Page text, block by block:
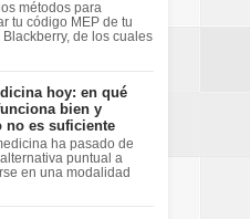
métodos para
tu código MEP de tu
Blackberry, de los cuales
hoy: en qué
bien y
no es suficiente
ha pasado de
puntual a
en una modalidad